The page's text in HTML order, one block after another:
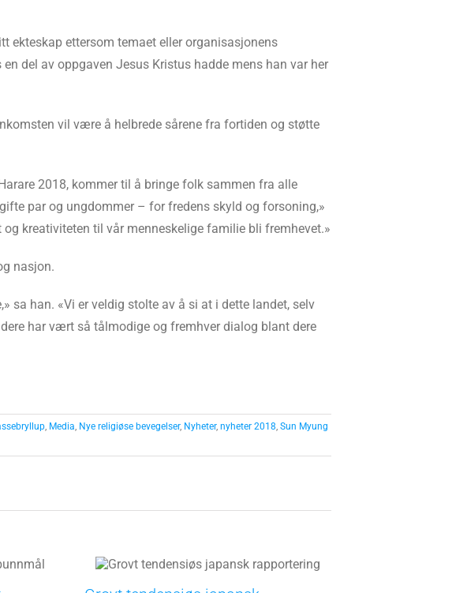
ekteskap ettersom temaet eller organisasjonens
del av oppgaven Jesus Kristus hadde mens han var her
vil være å helbrede sårene fra fortiden og støtte
2018, kommer til å bringe folk sammen fra alle
par og ungdommer – for fredens skyld og forsoning,»
kreativiteten til vår menneskelige familie bli fremhevet.»
nasjon.
sa han. «Vi er veldig stolte av å si at i dette landet, selv
har vært så tålmodige og fremhver dialog blant dere
, Media, Nye religiøse bevegelser, Nyheter, nyheter 2018, Sun Myung